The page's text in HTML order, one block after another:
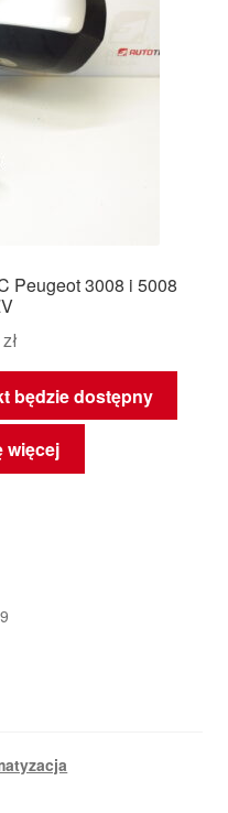
Peugeot 3008 i 5008
zł
będzie dostępny
więcej
Posortowane